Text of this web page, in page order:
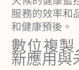
服務的效率和
和健康預後。
數位複
新應用與